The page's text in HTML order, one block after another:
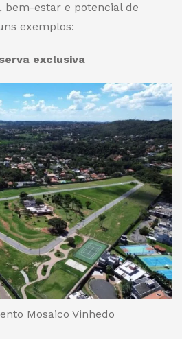
bem-estar e potencial de
exemplos:
exclusiva
Mosaico Vinhedo